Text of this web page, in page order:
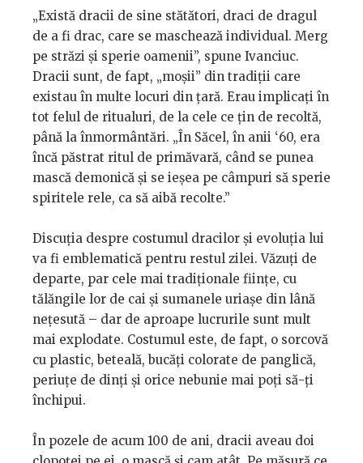
„Există dracii de sine stătători, draci de dragul
de a fi drac, care se maschează individual. Merg
pe străzi și sperie oamenii”, spune Ivanciuc.
Dracii sunt, de fapt, „moșii” din tradiții care
existau în multe locuri din țară. Erau implicați în
tot felul de ritualuri, de la cele ce țin de recoltă,
până la înmormântări. „În Săcel, în anii ‘60, era
încă păstrat ritul de primăvară, când se punea
mască demonică și se ieșea pe câmpuri să sperie
spiritele rele, ca să aibă recolte.”
Discuția despre costumul dracilor și evoluția lui
va fi emblematică pentru restul zilei. Văzuți de
departe, par cele mai tradiționale ființe, cu
tălăngile lor de cai și sumanele uriașe din lână
nețesută – dar de aproape lucrurile sunt mult
mai explodate. Costumul este, de fapt, o sorcovă
cu plastic, beteală, bucăți colorate de panglică,
periuțe de dinți și orice nebunie mai poți să-ți
închipui.
În pozele de acum 100 de ani, dracii aveau doi